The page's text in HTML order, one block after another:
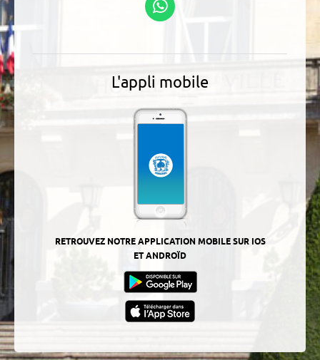
L'appli mobile
RETROUVEZ NOTRE APPLICATION MOBILE SUR IOS
ET ANDROÏD